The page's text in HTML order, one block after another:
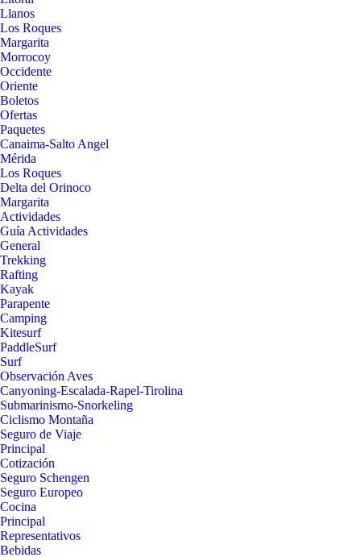
Llanos
Los Roques
Margarita
Morrocoy
Occidente
Oriente
Boletos
Ofertas
Paquetes
Canaima-Salto Angel
Mérida
Los Roques
Delta del Orinoco
Margarita
Actividades
Guía Actividades
General
Trekking
Rafting
Kayak
Parapente
Camping
Kitesurf
PaddleSurf
Surf
Observación Aves
Canyoning-Escalada-Rapel-Tirolina
Submarinismo-Snorkeling
Ciclismo Montaña
Seguro de Viaje
Principal
Cotización
Seguro Schengen
Seguro Europeo
Cocina
Principal
Representativos
Bebidas